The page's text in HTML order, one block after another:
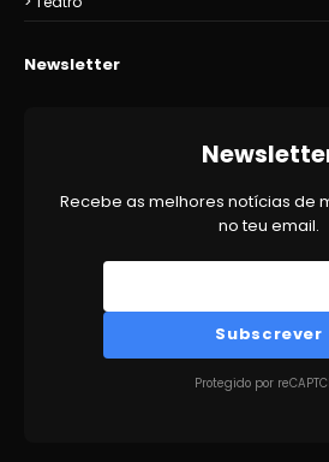
Newsletter
Recebe as melhores notícias de
no teu email.
Subscrever
Protegido por